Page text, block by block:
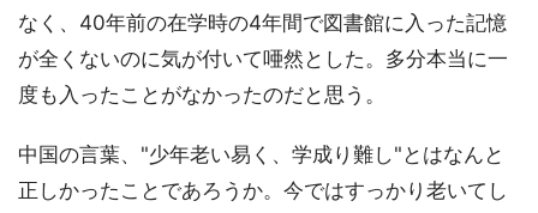
なく、40年前の在学時の4年間で図書館に入った記憶
が全くないのに気が付いて唖然とした。多分本当に一
度も入ったことがなかったのだと思う。
中国の言葉、"少年老い易く、学成り難し"とはなんと
正しかったことであろうか。今ではすっかり老いてし